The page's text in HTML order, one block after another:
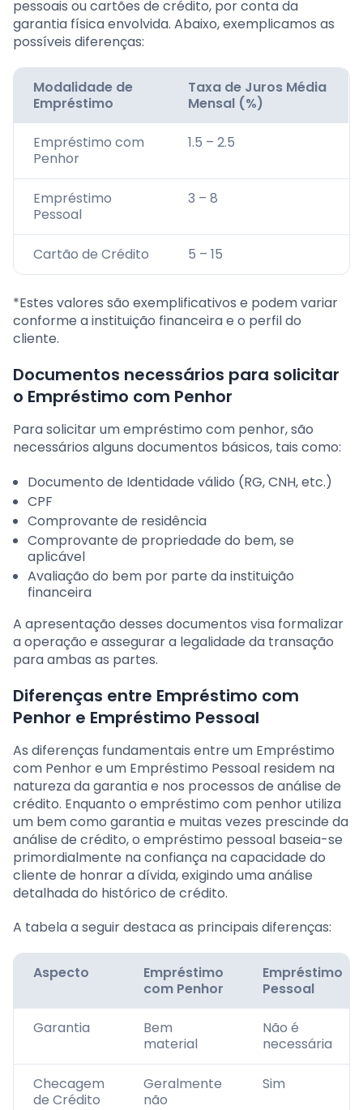
pessoais ou cartões de crédito, por conta da
garantia física envolvida. Abaixo, exemplicamos as
possíveis diferenças:
Modalidade de
Empréstimo
Taxa de Juros Média
Mensal (%)
Empréstimo com
Penhor
1.5 – 2.5
Empréstimo
Pessoal
3 – 8
Cartão de Crédito 5 – 15
*Estes valores são exemplificativos e podem variar
conforme a instituição financeira e o perfil do
cliente.
Documentos necessários para solicitar
o Empréstimo com Penhor
Para solicitar um empréstimo com penhor, são
necessários alguns documentos básicos, tais como:
Documento de Identidade válido (RG, CNH, etc.)
CPF
Comprovante de residência
Comprovante de propriedade do bem, se
aplicável
Avaliação do bem por parte da instituição
financeira
A apresentação desses documentos visa formalizar
a operação e assegurar a legalidade da transação
para ambas as partes.
Diferenças entre Empréstimo com
Penhor e Empréstimo Pessoal
As diferenças fundamentais entre um Empréstimo
com Penhor e um Empréstimo Pessoal residem na
natureza da garantia e nos processos de análise de
crédito. Enquanto o empréstimo com penhor utiliza
um bem como garantia e muitas vezes prescinde da
análise de crédito, o empréstimo pessoal baseia-se
primordialmente na confiança na capacidade do
cliente de honrar a dívida, exigindo uma análise
detalhada do histórico de crédito.
A tabela a seguir destaca as principais diferenças:
Aspecto
Empréstimo
com Penhor
Empréstimo
Pessoal
Garantia
Bem
material
Não é
necessária
Checagem
de Crédito
Geralmente
não
Sim